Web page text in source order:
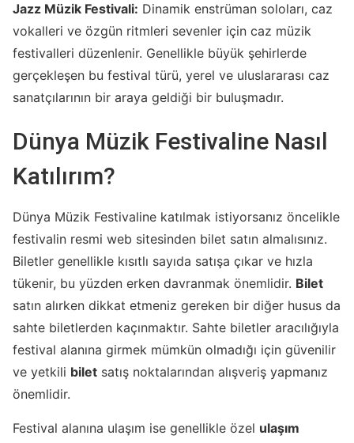
Jazz Müzik Festivali: Dinamik enstrüman soloları, caz
vokalleri ve özgün ritmleri sevenler için caz müzik
festivalleri düzenlenir. Genellikle büyük şehirlerde
gerçekleşen bu festival türü, yerel ve uluslararası caz
sanatçılarının bir araya geldiği bir buluşmadır.
Dünya Müzik Festivaline Nasıl
Katılırım?
Dünya Müzik Festivaline katılmak istiyorsanız öncelikle
festivalin resmi web sitesinden bilet satın almalısınız.
Biletler genellikle kısıtlı sayıda satışa çıkar ve hızla
tükenir, bu yüzden erken davranmak önemlidir. Bilet
satın alırken dikkat etmeniz gereken bir diğer husus da
sahte biletlerden kaçınmaktır. Sahte biletler aracılığıyla
festival alanına girmek mümkün olmadığı için güvenilir
ve yetkili bilet satış noktalarından alışveriş yapmanız
önemlidir.
Festival alanına ulaşım ise genellikle özel ulaşım